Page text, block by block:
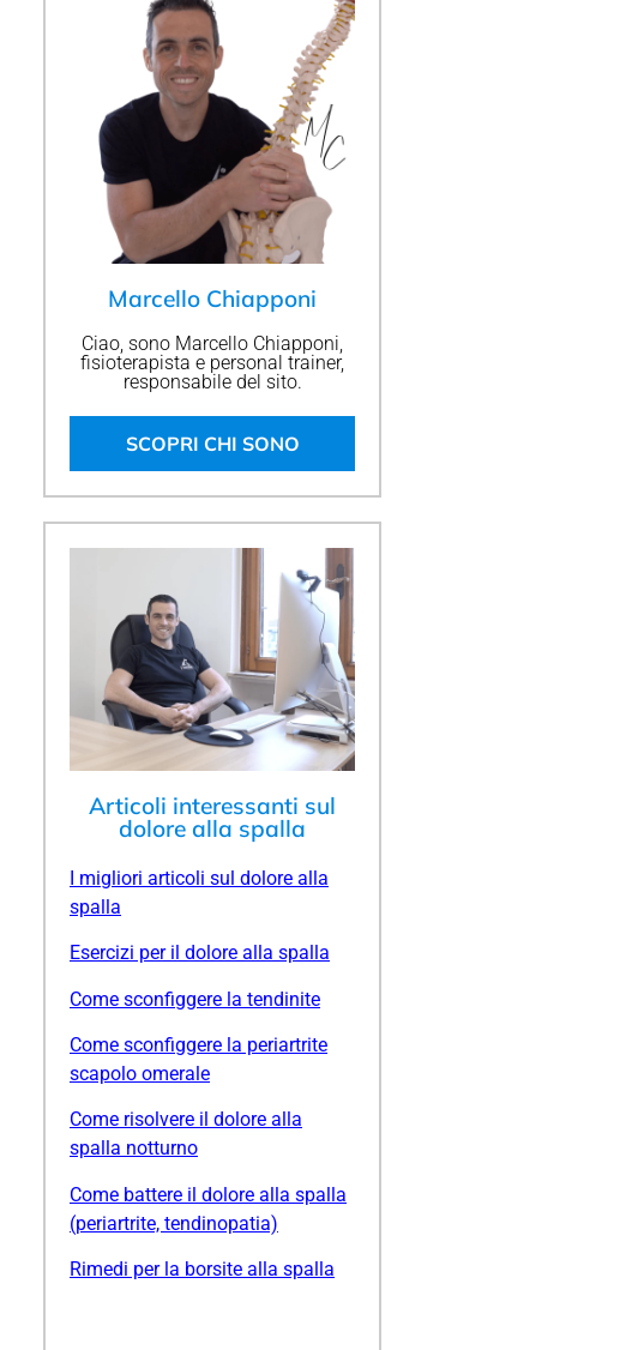
Marcello Chiapponi
Ciao, sono Marcello Chiapponi,
fisioterapista e personal trainer,
responsabile del sito.
SCOPRI CHI SONO
Articoli interessanti sul
dolore alla spalla
I migliori articoli sul dolore alla
spalla
Esercizi per il dolore alla spalla
Come sconfiggere la tendinite
Come sconfiggere la periartrite
scapolo omerale
Come risolvere il dolore alla
spalla notturno
Come battere il dolore alla spalla
(periartrite, tendinopatia)
Rimedi per la borsite alla spalla